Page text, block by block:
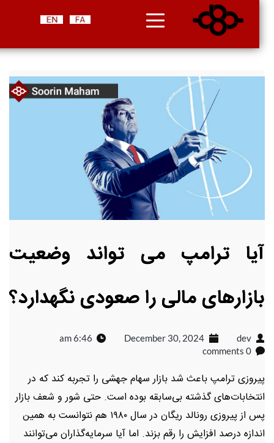
آیا ترامپ می تواند وضعیت
بازارهای مالی را صعودی نگهدارد؟
dev
December 30, 2024
6:46 am
0 comments
پیروزی ترامپ باعث شد بازار سهام جهشی را تجربه کند که در
انتخابات‌های گذشته بی‌سابقه بوده است. حتی شور و شعف بازار
پس از پیروزی رونالد ریگان در سال ۱۹۸۰ هم نتوانست به همین
اندازه درصد افزایش را رقم بزند. اما آیا سرمایه‌گذاران می‌توانند